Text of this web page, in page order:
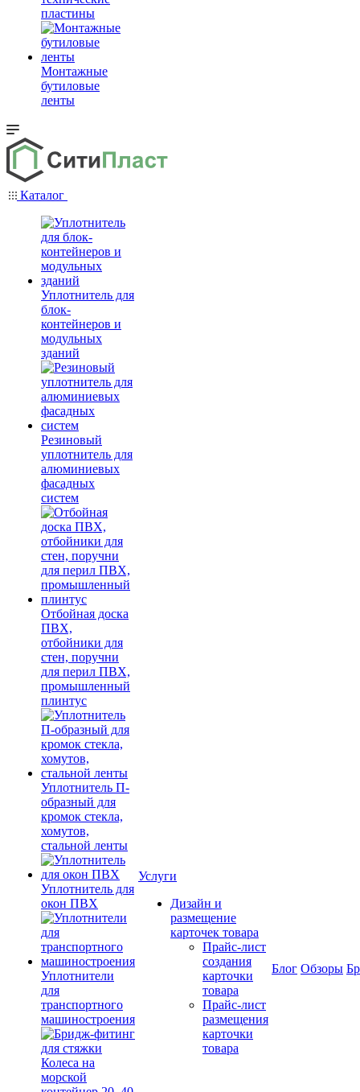
пластины
Монтажные
бутиловые
ленты
Каталог
Уплотнитель для
блок-
контейнеров и
модульных
зданий
Резиновый
уплотнитель для
алюминиевых
фасадных
систем
Отбойная доска
ПВХ,
отбойники для
стен, поручни
для перил ПВХ,
промышленный
плинтус
Уплотнитель П-
образный для
кромок стекла,
хомутов,
стальной ленты
Уплотнитель для
окон ПВХ
Уплотнители
для
транспортного
машиностроения
Услуги
Дизайн и
размещение
карточек товара
Прайс-лист
создания
карточки
товара
Прайс-лист
размещения
карточки
товара
Блог Обзоры